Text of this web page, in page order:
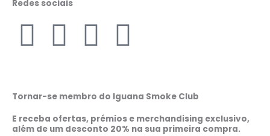
Redes sociais
F
c
e
I
s
t
W
a
t
L
n
k
Tornar-se membro do Iguana Smoke Club
E receba ofertas, prémios e merchandising exclusivo,
além de um desconto 20% na sua primeira compra.